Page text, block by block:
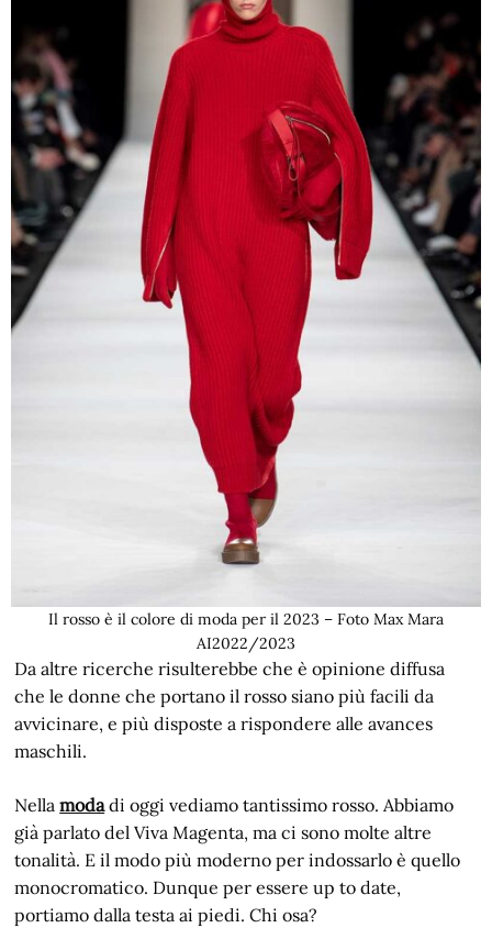
Il rosso è il colore di moda per il 2023 – Foto Max Mara
AI2022/2023
Da altre ricerche risulterebbe che è opinione diffusa
che le donne che portano il rosso siano più facili da
avvicinare, e più disposte a rispondere alle avances
maschili.
Nellamodadi oggi vediamo tantissimo rosso. Abbiamo
già parlato del Viva Magenta, ma ci sono molte altre
tonalità. E il modo più moderno per indossarlo è quello
monocromatico. Dunque per essere up to date,
portiamo dalla testa ai piedi. Chi osa?